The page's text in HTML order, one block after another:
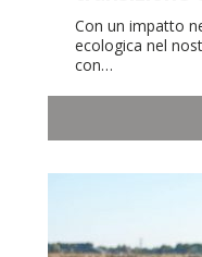
Con un impatto
ecologica nel
con…